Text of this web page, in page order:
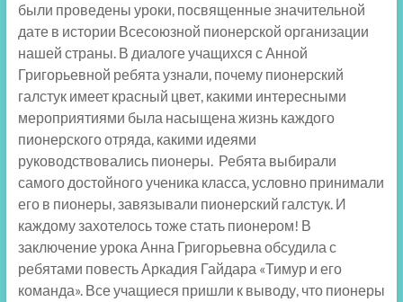
были проведены уроки, посвященные значительной
дате в истории Всесоюзной пионерской организации
нашей страны. В диалоге учащихся с Анной
Григорьевной ребята узнали, почему пионерский
галстук имеет красный цвет, какими интересными
мероприятиями была насыщена жизнь каждого
пионерского отряда, какими идеями
руководствовались пионеры. Ребята выбирали
самого достойного ученика класса, условно принимали
его в пионеры, завязывали пионерский галстук. И
каждому захотелось тоже стать пионером! В
заключение урока Анна Григорьевна обсудила с
ребятами повесть Аркадия Гайдара «Тимур и его
команда». Все учащиеся пришли к выводу, что пионеры